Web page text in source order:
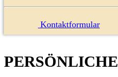
Kontaktformular
PERSÖNLICHE